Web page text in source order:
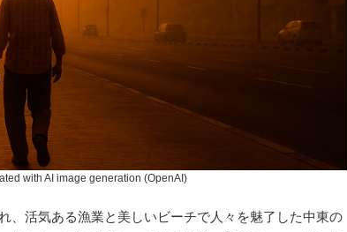
with AI image generation (OpenAI)
活気ある漁業と美しいビーチで人々を魅了した中東の